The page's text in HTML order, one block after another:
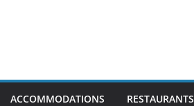
ACCOMMODATIONS RESTAURANTS